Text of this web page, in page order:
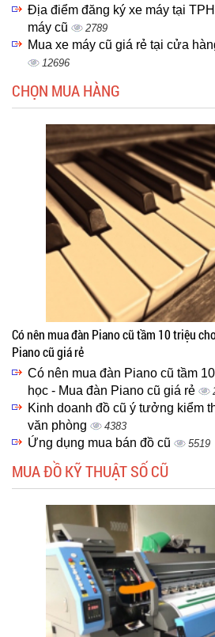
Địa điểm đăng ký xe máy tại
máy cũ
2789
Mua xe máy cũ giá rẻ tại cửa
12696
CHỌN MUA HÀNG
Có nên mua đàn Piano cũ tầm 10 triệu
Piano cũ giá rẻ
Có nên mua đàn Piano cũ tầm
học - Mua đàn Piano cũ giá rẻ
Kinh doanh đồ cũ ý tưởng kiểm
văn phòng
4383
Ứng dụng mua bán đồ cũ 5519
MUA ĐỒ KỸ THUẬT SỐ CŨ